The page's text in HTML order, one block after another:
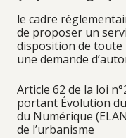
le cadre
de proposer un
disposition de
une demande
Article 62 de la loi
portant Évolution
du Numérique
de l’urbanisme